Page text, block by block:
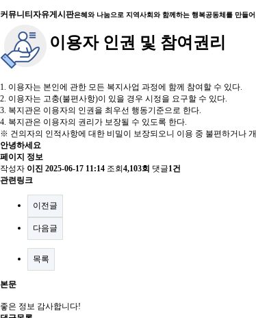
커뮤니티 자유게시판은혜와 나눔으로 지역사회와 함께하는 행복공동체를 만들
이용자 인권 및 참여권리
1. 이용자는 본인에 관한 모든 복지사업 과정에 함께 참여할 수 있다.
2. 이용자는 고충(불편사항)이 있을 경우 시정을 요구할 수 있다.
3. 복지관은 이용자의 인권을 최우선 행동기준으로 한다.
4. 복지관은 이용자의 권리가 보장될 수 있도록 한다.
※ 건의자의 인적사항에 대한 비밀이 보장되오니 이용 중 불편하거나
안녕하세요
페이지 정보
작성자 이진 2025-06-17 11:14 조회 4,103회 댓글1건
관련링크
이전글
다음글
목록
본문
좋은 정보 감사합니다!